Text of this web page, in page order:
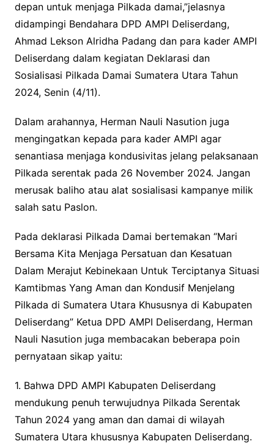
depan untuk menjaga Pilkada damai,”jelasnya
didampingi Bendahara DPD AMPI Deliserdang,
Ahmad Lekson Alridha Padang dan para kader AMPI
Deliserdang dalam kegiatan Deklarasi dan
Sosialisasi Pilkada Damai Sumatera Utara Tahun
2024, Senin (4/11).
Dalam arahannya, Herman Nauli Nasution juga
mengingatkan kepada para kader AMPI agar
senantiasa menjaga kondusivitas jelang pelaksanaan
Pilkada serentak pada 26 November 2024. Jangan
merusak baliho atau alat sosialisasi kampanye milik
salah satu Paslon.
Pada deklarasi Pilkada Damai bertemakan “Mari
Bersama Kita Menjaga Persatuan dan Kesatuan
Dalam Merajut Kebinekaan Untuk Terciptanya Situasi
Kamtibmas Yang Aman dan Kondusif Menjelang
Pilkada di Sumatera Utara Khususnya di Kabupaten
Deliserdang” Ketua DPD AMPI Deliserdang, Herman
Nauli Nasution juga membacakan beberapa poin
pernyataan sikap yaitu:
1. Bahwa DPD AMPI Kabupaten Deliserdang
mendukung penuh terwujudnya Pilkada Serentak
Tahun 2024 yang aman dan damai di wilayah
Sumatera Utara khususnya Kabupaten Deliserdang.